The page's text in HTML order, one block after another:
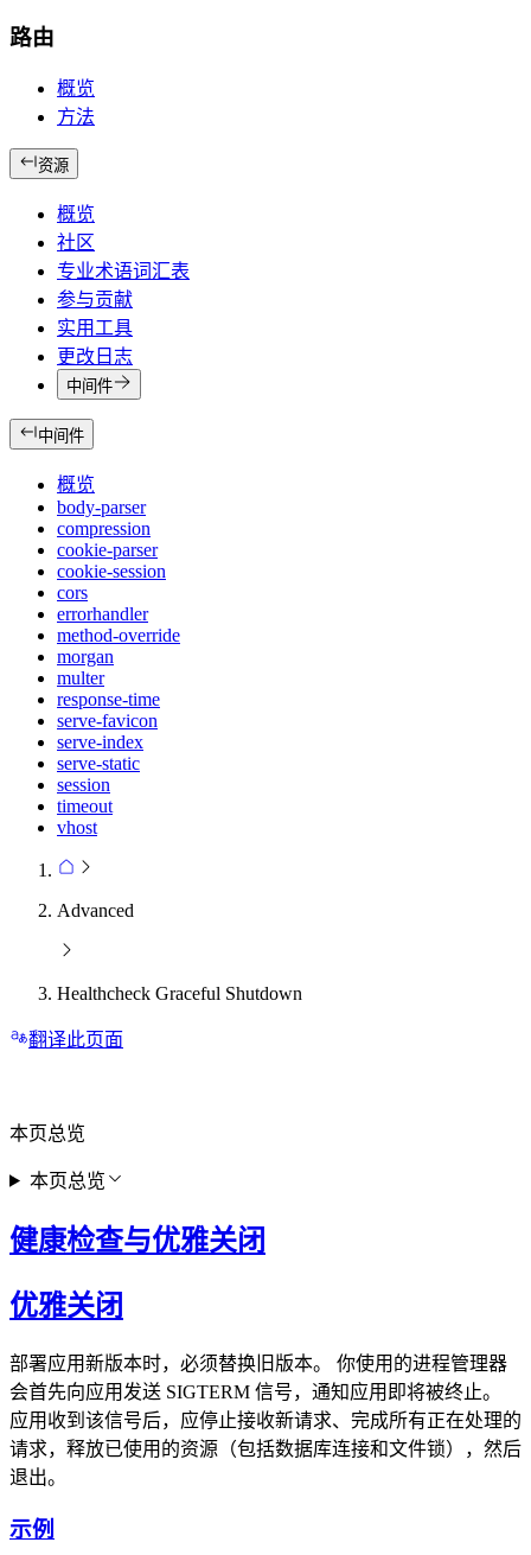
路由
概览
方法
资源
概览
社区
专业术语词汇表
参与贡献
实用工具
更改日志
中间件
中间件
概览
body-parser
compression
cookie-parser
cookie-session
cors
errorhandler
method-override
morgan
multer
response-time
serve-favicon
serve-index
serve-static
session
timeout
vhost
Advanced
Healthcheck Graceful Shutdown
翻译此页面
健康检查与优雅关闭
优雅关闭
部署应用新版本时，必须替换旧版本。 你使用的进程管理器
会首先向应用发送 SIGTERM 信号，通知应用即将被终止。
应用收到该信号后，应停止接收新请求、完成所有正在处理的
请求，释放已使用的资源（包括数据库连接和文件锁），然后
退出。
示例
本页总览
本页总览